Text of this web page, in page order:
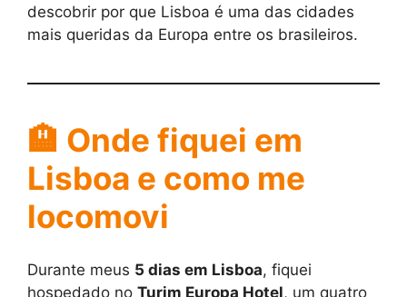
descobrir por que Lisboa é uma das cidades
mais queridas da Europa entre os brasileiros.
🏨 Onde fiquei em
Lisboa e como me
locomovi
Durante meus 5 dias em Lisboa, fiquei
hospedado no Turim Europa Hotel, um quatro